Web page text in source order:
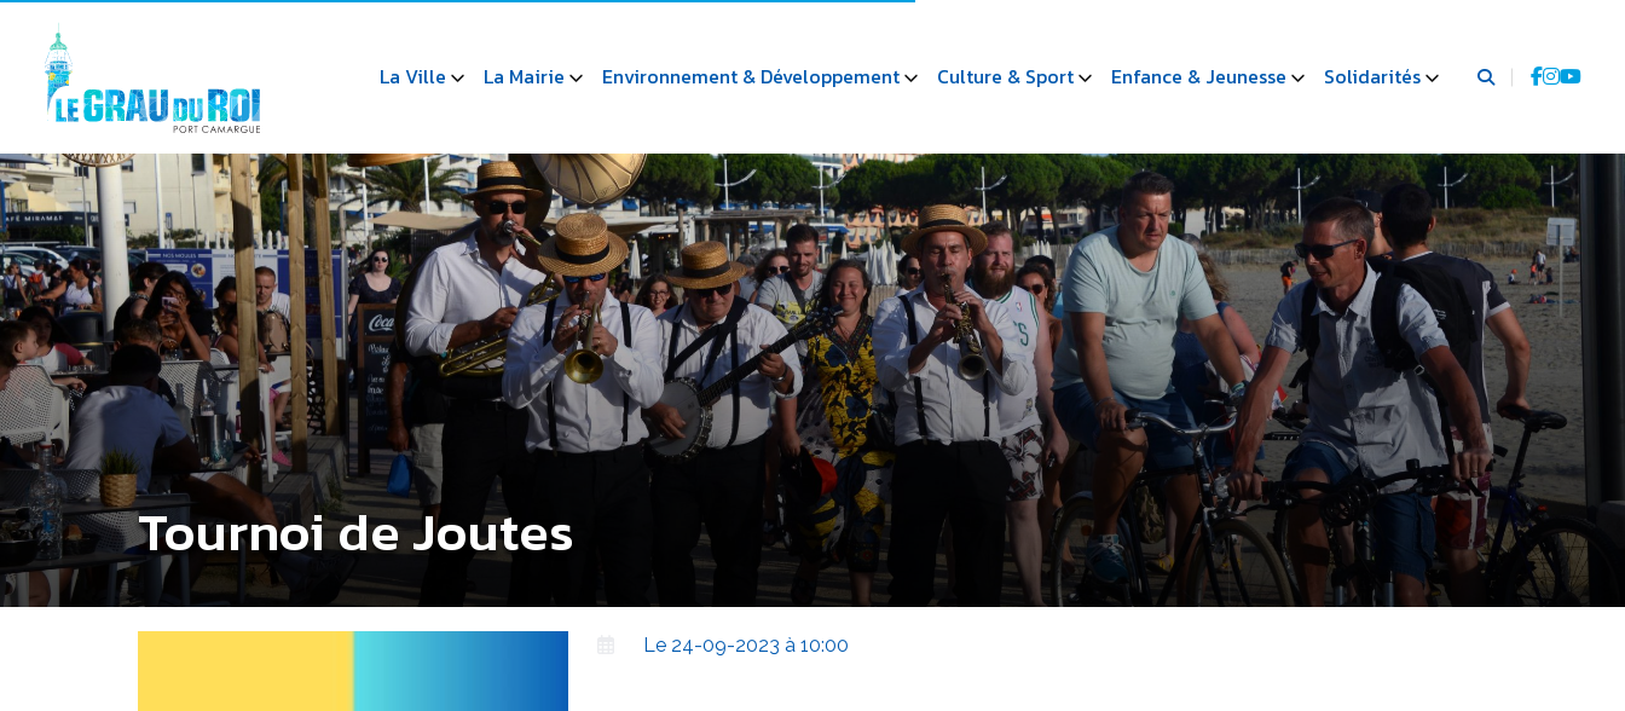
La Ville La Mairie Environnement & Développement Culture & Sport Enfance & Jeunesse Solidarités
Tournoi de Joutes
Le 24-09-2023 à 10:00